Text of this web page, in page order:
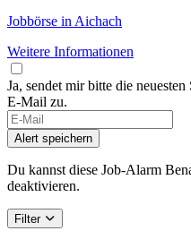
Jobbörse in Aichach
Weitere Informationen
Ja, sendet mir bitte die
E-Mail zu.
Alert speichern
Du kannst diese Job-Alarm
deaktivieren.
Filter